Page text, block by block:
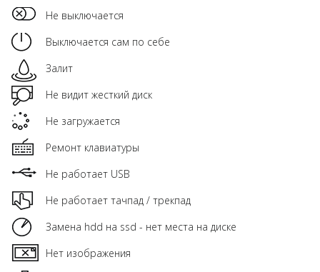
Не выключается
Выключается сам по себе
Залит
Не видит жесткий диск
Не загружается
Ремонт клавиатуры
Не работает USB
Не работает тачпад / трекпад
Замена hdd на ssd - нет места на диске
Нет изображения